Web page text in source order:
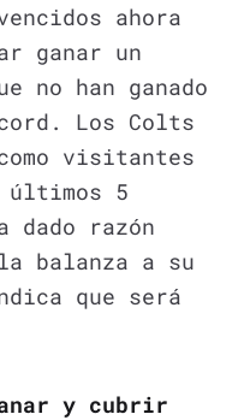
ahora
ganar un
no han ganado
Los Colts
visitantes
últimos 5
dado razón
balanza a su
que será
y cubrir